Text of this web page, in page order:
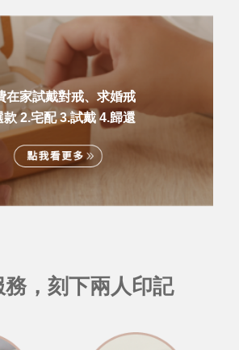
在家試戴對戒、求婚戒
款 2.宅配 3.試戴 4.歸還
務，刻下兩人印記